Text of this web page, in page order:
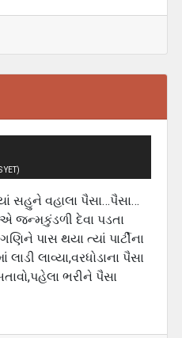
YET)
સહુને વહાલા પૈસા…પૈસા…
જન્મકુંડળી દેવા પડતા
પાસ થયા ત્યાં પાર્ટીના
લાવ્યા,વરધોડાના પૈસા
ભરીને પૈસા